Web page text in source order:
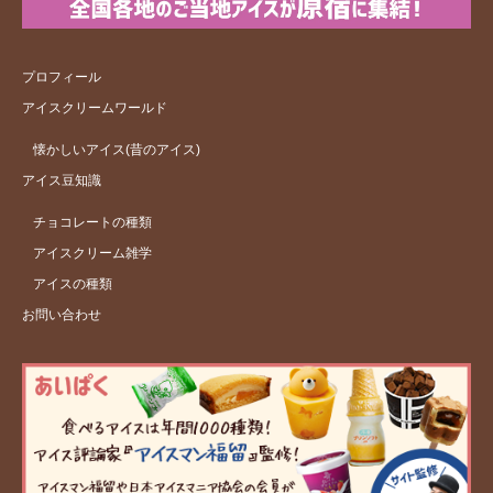
プロフィール
アイスクリームワールド
懐かしいアイス(昔のアイス)
アイス豆知識
チョコレートの種類
アイスクリーム雑学
アイスの種類
お問い合わせ